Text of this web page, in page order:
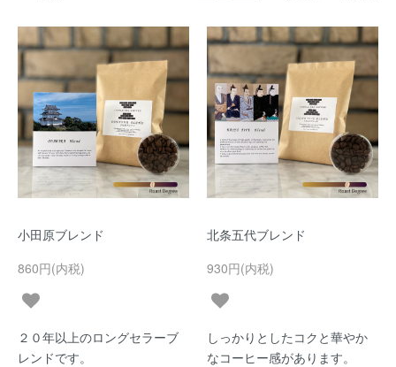
小田原ブレンド
860円(内税)
２０年以上のロングセラーブ
レンドです。
北条五代ブレンド
930円(内税)
しっかりとしたコクと華やか
なコーヒー感があります。